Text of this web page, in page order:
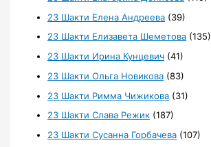
23 Шакти Елена Андреева (39)
23 Шакти Елизавета Шеметова (135)
23 Шакти Ирина Кунцевич (41)
23 Шакти Ольга Новикова (83)
23 Шакти Римма Чижикова (31)
23 Шакти Слава Режик (187)
23 Шакти Сусанна Горбачева (107)